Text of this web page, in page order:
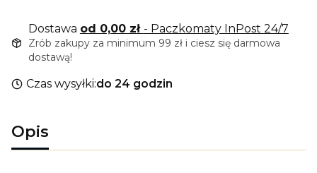
Dostawa od 0,00 zł - Paczkomaty InPost 24/7
Zrób zakupy za minimum 99 zł i ciesz się darmowa
dostawą!
Czas wysyłki:do 24 godzin
Opis